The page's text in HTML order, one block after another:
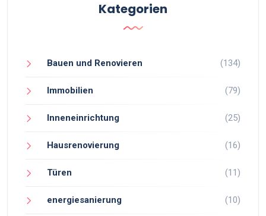
Kategorien
Bauen und Renovieren (134)
Immobilien (79)
Inneneinrichtung (25)
Hausrenovierung (16)
Türen (11)
energiesanierung (10)